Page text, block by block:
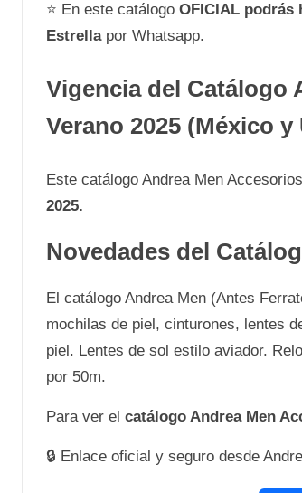
⭐ En este catálogo OFICIAL podrás
Estrella por Whatsapp.
Vigencia del Catálogo
Verano 2025 (México
Este catálogo Andrea Men
2025.
Novedades del
El catálogo Andrea Men (Antes
mochilas de piel, cinturones, lentes
piel. Lentes de sol estilo aviador.
por 50m.
Para ver el catálogo Andrea Men
🔒 Enlace oficial y seguro desde